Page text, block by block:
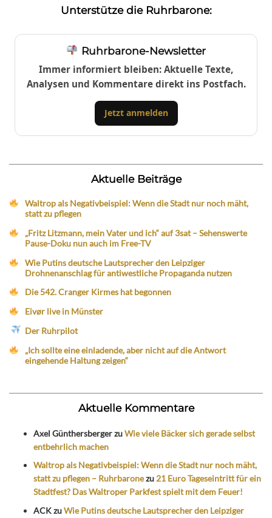
Unterstütze die Ruhrbarone:
Ruhrbarone-Newsletter
Immer informiert bleiben: Aktuelle Texte,
Analysen und Kommentare direkt ins Postfach.
Jetzt anmelden
Aktuelle Beiträge
Waltrop als Negativbeispiel: Wenn die Stadt nur noch mäht,
statt zu pflegen
„Fritz Litzmann, mein Vater und ich“ auf 3sat – Sehenswerte
Pause-Doku nun auch im Free-TV
Wie Putins deutsche Lautsprecher den Leipziger
Drohnenanschlag für antiwestliche Propaganda nutzen
Die 542. Cranger Kirmes hat begonnen
Eivør live in Münster
Der Ruhrpilot
„Ich sollte eine einladende, aber nicht auf die Antwort
eingehende Haltung zeigen“
Aktuelle Kommentare
Axel GünthersbergerzuWie viele Bäcker sich gerade selbst
entbehrlich machen
Waltrop als Negativbeispiel: Wenn die Stadt nur noch mäht,
statt zu pflegen – Ruhrbaronezu 21 Euro Tageseintritt für ein
Stadtfest? Das Waltroper Parkfest spielt mit dem Feuer!
ACKzuWie Putins deutsche Lautsprecher den Leipziger